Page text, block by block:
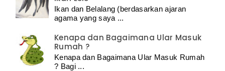
Ikan dan Belalang (berdasarkan ajaran
agama yang saya ...
Kenapa dan Bagaimana Ular Masuk
Rumah ?
Kenapa dan Bagaimana Ular Masuk Rumah
? Bagi ...